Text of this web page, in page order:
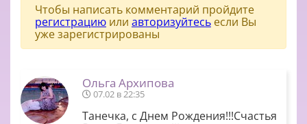
Чтобы написать комментарий пройдите
регистрацию или авторизуйтесь если Вы
уже зарегистрированы
Ольга Архипова
07.02 в 22:35
Танечка, с Днем Рождения!!!Счастья